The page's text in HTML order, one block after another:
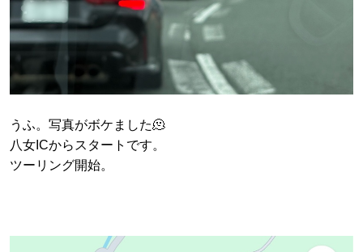
うふ。写真がボケました🫠
八女ICからスタートです。
ツーリング開始。